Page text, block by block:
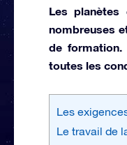
Les
nombreuses
de
toutes les
Les
Le travail de